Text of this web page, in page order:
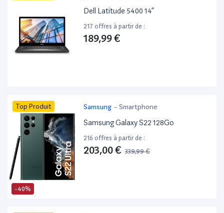
Dell Latitude 5400 14”
217 offres à partir de :
189,99 €
-40%
Top Produit Samsung - Smartphone
Samsung Galaxy S22 128Go
216 offres à partir de :
203,00 € 339,99 €